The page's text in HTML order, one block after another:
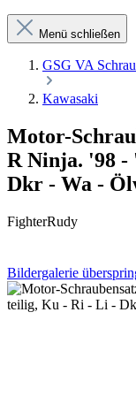
Menü schließen
GSG VA
Kawasaki
Motor-
R Ninja. '98 -
Dkr - Wa -
FighterRudy
Bildergalerie